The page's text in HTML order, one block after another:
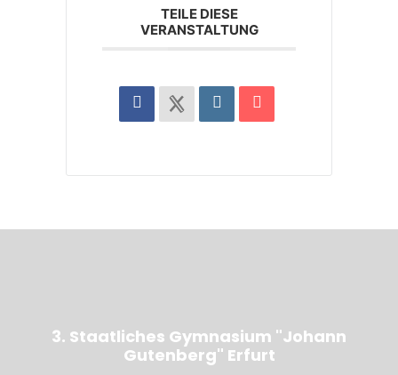
TEILE DIESE
VERANSTALTUNG
3. Staatliches Gymnasium "Johann
Gutenberg" Erfurt